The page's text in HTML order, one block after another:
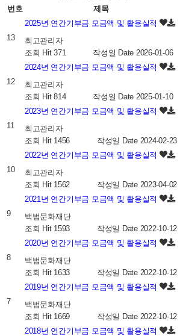
번호
제목
13
2025년 연간기부금 모금액 및 활용실적
최고관리자
조회 Hit 371 작성일 Date 2026-01-06
12
2024년 연간기부금 모금액 및 활용실적
최고관리자
조회 Hit 814 작성일 Date 2025-01-10
11
2023년 연간기부금 모금액 및 활용실적
최고관리자
조회 Hit 1456 작성일 Date 2024-02-23
10
2022년 연간기부금 모금액 및 활용실적
최고관리자
조회 Hit 1562 작성일 Date 2023-04-02
9
2021년 연간기부금 모금액 및 활용실적
백범문화재단
조회 Hit 1593 작성일 Date 2022-10-12
8
2020년 연간기부금 모금액 및 활용실적
백범문화재단
조회 Hit 1633 작성일 Date 2022-10-12
7
2019년 연간기부금 모금액 및 활용실적
백범문화재단
조회 Hit 1669 작성일 Date 2022-10-12
2018년 연간기부금 모금액 및 활용실적